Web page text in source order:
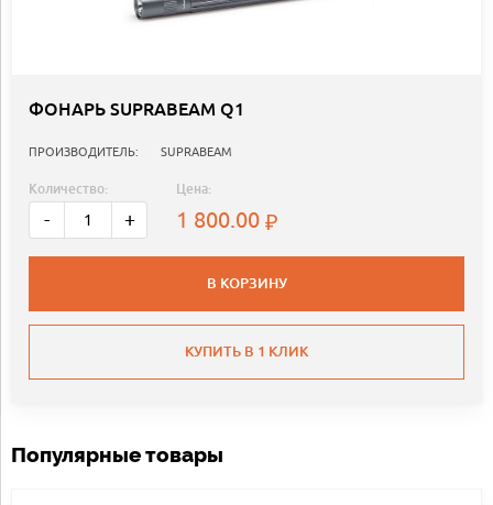
ФОНАРЬ SUPRABEAM Q1
ПРОИЗВОДИТЕЛЬ: SUPRABEAM
Количество:
- +
Цена:
1 800.00
В КОРЗИНУ
КУПИТЬ В 1 КЛИК
Популярные товары